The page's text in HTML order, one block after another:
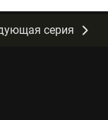
серия